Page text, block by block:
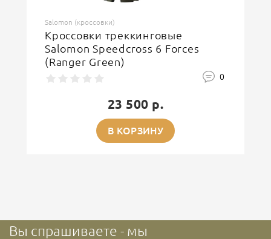
Salomon (кроссовки)
Кроссовки треккинговые
Salomon Speedcross 6 Forces
(Ranger Green)
0
23 500 р.
В КОРЗИНУ
Вы спрашиваете - мы